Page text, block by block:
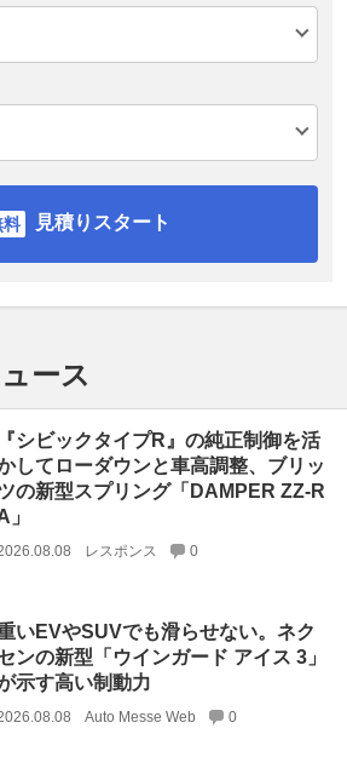
見積りスタート
ース
『シビックタイプR』の純正制御を活
してローダウンと車高調整、ブリッ
の新型スプリング「DAMPER ZZ-R
」
レスポンス 0
いEVやSUVでも滑らせない。ネク
ンの新型「ウインガード アイス 3」
示す高い制動力
Auto Messe Web 0